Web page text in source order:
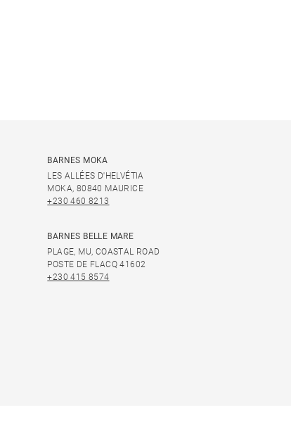
BARNES MOKA
LES ALLÉES D'HELVÉTIA
MOKA, 80840 MAURICE
+230 460 8213
BARNES BELLE MARE
PLAGE, MU, COASTAL ROAD
POSTE DE FLACQ 41602
+230 415 8574